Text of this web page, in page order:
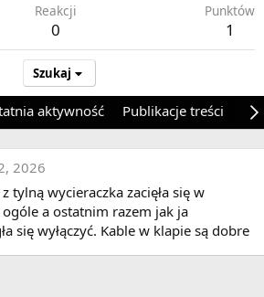
Reakcji
0
Punktów
1
Szukaj
aktywność Publikacje treści O
2026
tylną wycieraczka zacięła się w
ogóle a ostatnim razem jak ja
się wyłączyć. Kable w klapie są dobre